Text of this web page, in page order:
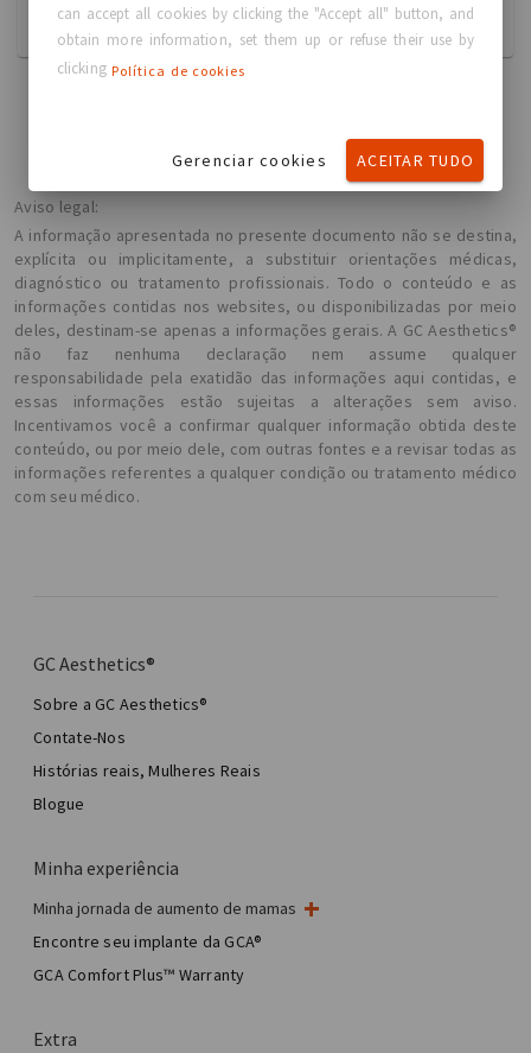
中国, 成都市
Aviso legal:
A informação apresentada no presente documento não se destina,
explícita ou implicitamente, a substituir orientações médicas,
diagnóstico ou tratamento profissionais. Todo o conteúdo e as
informações contidas nos websites, ou disponibilizadas por meio
deles, destinam-se apenas a informações gerais. A GC Aesthetics®
não faz nenhuma declaração nem assume qualquer
responsabilidade pela exatidão das informações aqui contidas, e
essas informações estão sujeitas a alterações sem aviso.
Incentivamos você a confirmar qualquer informação obtida deste
conteúdo, ou por meio dele, com outras fontes e a revisar todas as
informações referentes a qualquer condição ou tratamento médico
com seu médico.
GC Aesthetics®
Sobre a GC Aesthetics®
Contate-Nos
Histórias reais, Mulheres Reais
Blogue
Minha experiência
Minha jornada de aumento de mamas
Minha cirurgia de mama
Cirurgia estética de mama
Total Breast Reconstruction™
Encontre seu implante da GCA®
GCA Comfort Plus™ Warranty
Extra
can accept all cookies by clicking the "Accept all" button, and
obtain more information, set them up or refuse their use by
clicking Política de cookies
Gerenciar cookies ACEITAR TUDO